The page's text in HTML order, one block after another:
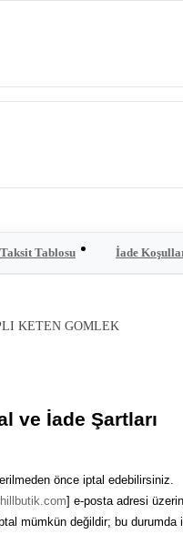
Taksit Tablosu İade
KETEN GOMLEK
ve İade Şartları
önce iptal edebilirsiniz.
] e-posta adresi
mümkün değildir; bu durumda